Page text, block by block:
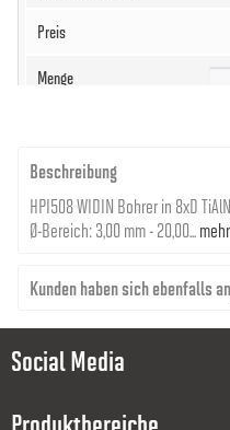
Beschreibung
HPI508 WIDIN Bohrer in 8xD
Ø-Bereich: 3,00 mm - 20,00...mehr
Kunden haben sich ebenfalls
Social Media